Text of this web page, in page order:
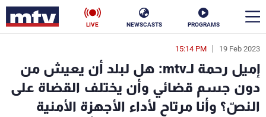
PROGRAMS
NEWSCASTS
LIVE
19 Feb 2023
15:14 PM
إميل رحمة لـmtv: هل لبلد أن يعيش من
دون جسم قضائي وأن يختلف القضاة على
النصّ؟ وأنا مرتاح لأداء الأجهزة الأمنية
en
الأخبار
سياسة ناس